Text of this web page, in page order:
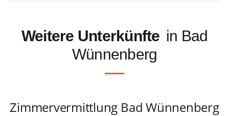
Weitere Unterkünfte in Bad
Wünnenberg
Zimmervermittlung Bad Wünnenberg